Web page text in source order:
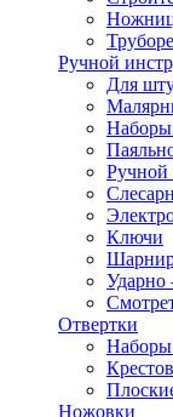
Ручной
Для
Наборы
Ручной
Ключи
Ударно
Отвертки
Наборы
Ножовки